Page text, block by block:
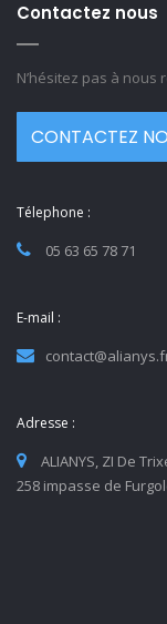
Contactez nous
N’hésitez pas à nous
CONTACTEZ
Télephone :
05 63 65 78 71
E-mail :
Adresse :
ALIANYS, ZI De
258 impasse de